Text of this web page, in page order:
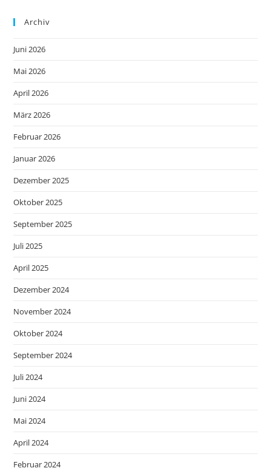
Archiv
Juni 2026
Mai 2026
April 2026
März 2026
Februar 2026
Januar 2026
Dezember 2025
Oktober 2025
September 2025
Juli 2025
April 2025
Dezember 2024
November 2024
Oktober 2024
September 2024
Juli 2024
Juni 2024
Mai 2024
April 2024
Februar 2024